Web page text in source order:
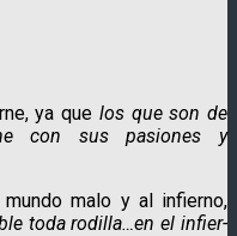
ya que los que son de
con sus pasiones y
malo y al infierno,
toda rodi­lla…en el infier­